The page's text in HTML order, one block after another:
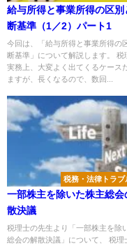
給与所得と事業所得の区別
断基準（1／2）パート1
今回は、「給与所得と事業所得の
断基準」について解説します。 税
実務上、大変よく出てくるケース
ますが、長くなるので、数回...
税務・法律トラ
一部株主を除いた株主総会
散決議
税理士の先生より「一部株主を除
総会の解散決議」について、 税理